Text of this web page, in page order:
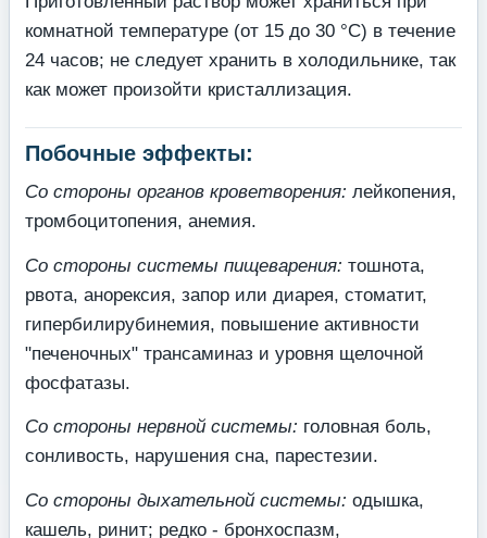
комнатной температуре (от 15 до 30 °С) в течение
24 часов; не следует хранить в холодильнике, так
как может произойти кристаллизация.
Побочные эффекты:
Со стороны органов кроветворения: лейкопения,
тромбоцитопения, анемия.
Со стороны системы пищеварения: тошнота,
рвота, анорексия, запор или диарея, стоматит,
гипербилирубинемия, повышение активности
"печеночных" трансаминаз и уровня щелочной
фосфатазы.
Со стороны нервной системы: головная боль,
сонливость, нарушения сна, парестезии.
Со стороны дыхательной системы: одышка,
кашель, ринит; редко - бронхоспазм,